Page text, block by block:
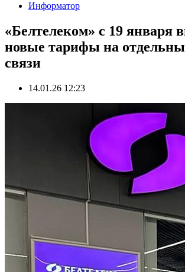
Информатор
«Белтелеком» с 19 января
новые тарифы на
связи
14.01.26 12:23